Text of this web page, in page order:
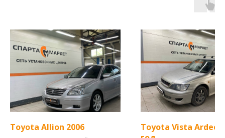
Toyota Allion 2006
Toyota Vista Ardeo